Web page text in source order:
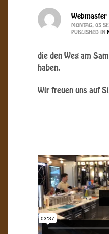
Webmaster
MONTAG, 03
PUBLISHED IN
die den Weg am
haben.
Wir freuen uns auf